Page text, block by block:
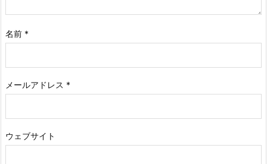
名前 *
メールアドレス *
ウェブサイト